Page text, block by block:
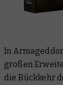
In
großen
die Rückkehr